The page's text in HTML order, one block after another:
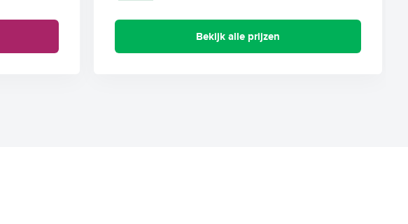
Bekijk alle prijzen